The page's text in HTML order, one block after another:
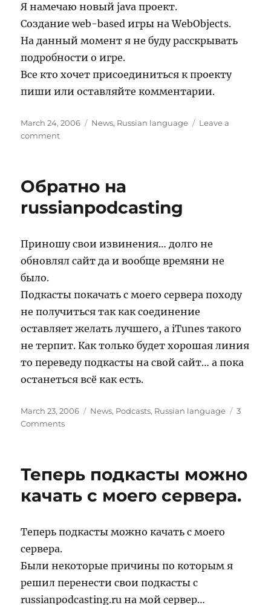
Я намечаю новый java проект.
Создание web-based игры на WebObjects.
На данный момент я не буду расскрывать
подробности о игре.
Все кто хочет присоединиться к проекту
пиши или оставляйте комментарии.
Posted
on
March 24, 2006 Categories
News, Russian language
Leave a
commenton
подходе.
Обратно на
russianpodcasting
Приношу свои извинения… долго не
обновлял сайт да и вообще времяни не
было.
Подкасты покачать с моего сервера походу
не получиться так как соединение
оставляет желать лучшего, а iTunes такого
не терпит. Как только будет хорошая линия
то переведу подкасты на свой сайт… а пока
останеться всё как есть.
Posted
on
March 23, 2006 Categories
News, Podcasts, Russian language
3
Commentson
Теперь подкасты можно
качать с моего сервера.
Теперь подкасты можно качать с моего
сервера.
Были некоторые причины по которым я
решил перенести свои подкасты с
russianpodcasting.ru на мой сервер…